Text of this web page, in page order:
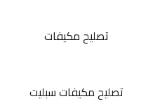
تصليح مكيفات
تصليح مكيفات سبليت